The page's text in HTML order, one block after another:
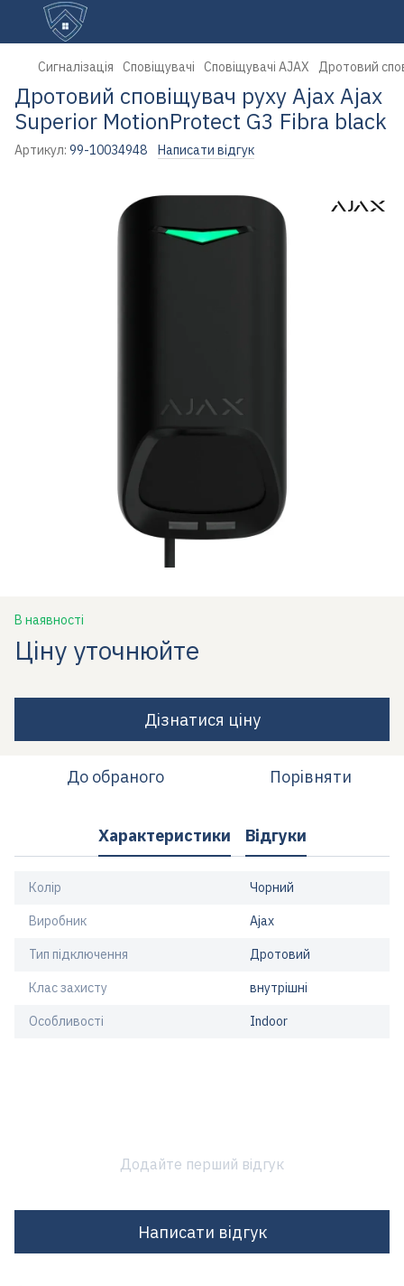
Сигналізація Сповіщувачі Сповіщувачі AJAX Дротовий
Дротовий сповіщувач руху Ajax Ajax
Superior MotionProtect G3 Fibra black
Артикул: 99-10034948 Написати відгук
В наявності
Ціну уточнюйте
Дізнатися ціну
До обраного Порівняти
Характеристики Відгуки
Колір Чорний
Виробник Ajax
Тип підключення Дротовий
Клас захисту внутрішні
Особливості Indoor
Додайте перший відгук
Написати відгук